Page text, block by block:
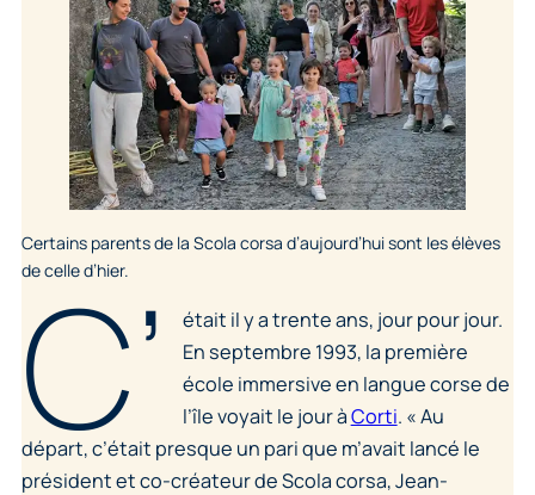
Certains parents de la Scola corsa d’aujourd’hui sont les élèves
de celle d’hier.
C’
était il y a trente ans, jour pour jour.
En septembre 1993, la première
école immersive en langue corse de
l’île voyait le jour àCorti. « Au
départ, c’était presque un pari que m’avait lancé le
président et co-créateur de Scola corsa, Jean-